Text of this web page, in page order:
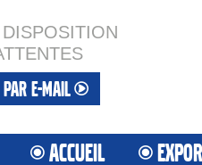
PAR E-MAIL
ACCUEIL